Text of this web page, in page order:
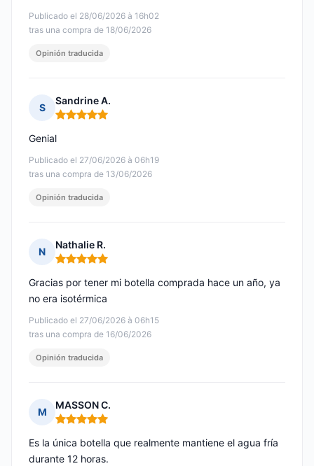
Publicado el 28/06/2026 à 16h02
tras una compra de 18/06/2026
Opinión traducida
S
Sandrine A.
Nota: 5 de 5
Publicado el 27/06/2026 à 06h19
tras una compra de 13/06/2026
Genial
Opinión traducida
N
Nathalie R.
Nota: 5 de 5
Publicado el 27/06/2026 à 06h15
tras una compra de 16/06/2026
Gracias por tener mi botella comprada hace un año, ya
no era isotérmica
Opinión traducida
M
MASSON C.
Nota: 5 de 5
Es la única botella que realmente mantiene el agua fría
durante 12 horas.